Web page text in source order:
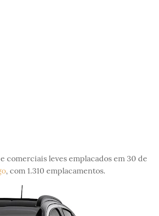
comerciais leves emplacados em 30 de
, com 1.310 emplacamentos.